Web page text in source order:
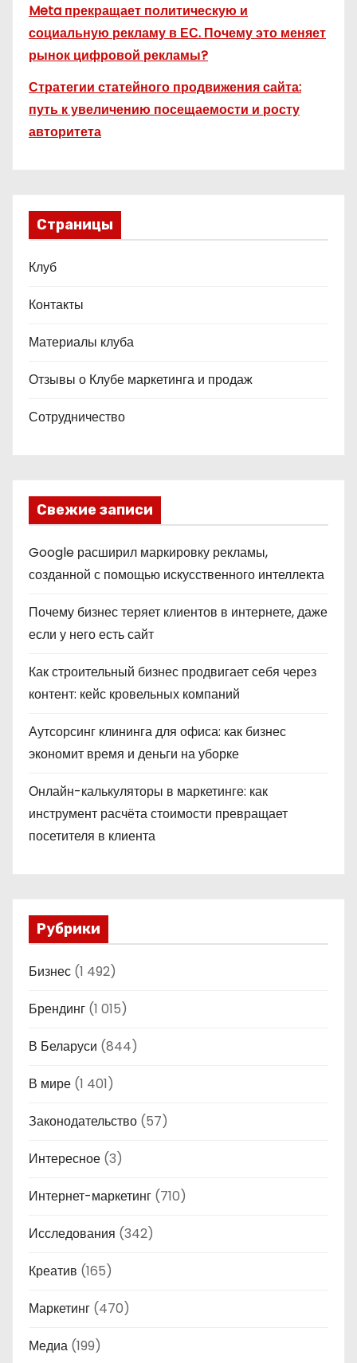
Meta прекращает политическую и
социальную рекламу в ЕС. Почему это меняет
рынок цифровой рекламы?
Стратегии статейного продвижения сайта:
путь к увеличению посещаемости и росту
авторитета
Страницы
Клуб
Контакты
Материалы клуба
Отзывы о Клубе маркетинга и продаж
Сотрудничество
Свежие записи
Google расширил маркировку рекламы,
созданной с помощью искусственного интеллекта
Почему бизнес теряет клиентов в интернете, даже
если у него есть сайт
Как строительный бизнес продвигает себя через
контент: кейс кровельных компаний
Аутсорсинг клининга для офиса: как бизнес
экономит время и деньги на уборке
Онлайн-калькуляторы в маркетинге: как
инструмент расчёта стоимости превращает
посетителя в клиента
Рубрики
Бизнес (1 492)
Брендинг (1 015)
В Беларуси (844)
В мире (1 401)
Законодательство (57)
Интересное (3)
Интернет-маркетинг (710)
Исследования (342)
Креатив (165)
Маркетинг (470)
Медиа (199)